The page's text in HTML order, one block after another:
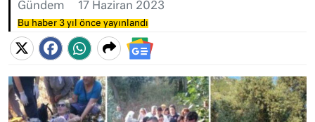
Gündem 17 Haziran 2023
Bu haber 3 yıl önce yayınlandı